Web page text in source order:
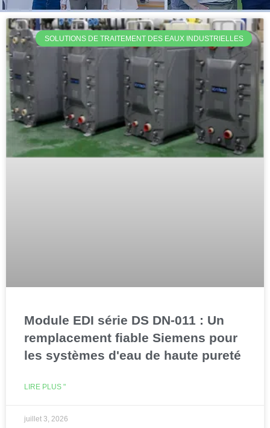
SOLUTIONS DE TRAITEMENT DES EAUX INDUSTRIELLES
Module EDI série DS DN-011 : Un
remplacement fiable Siemens pour
les systèmes d'eau de haute pureté
LIRE PLUS "
juillet 3, 2026